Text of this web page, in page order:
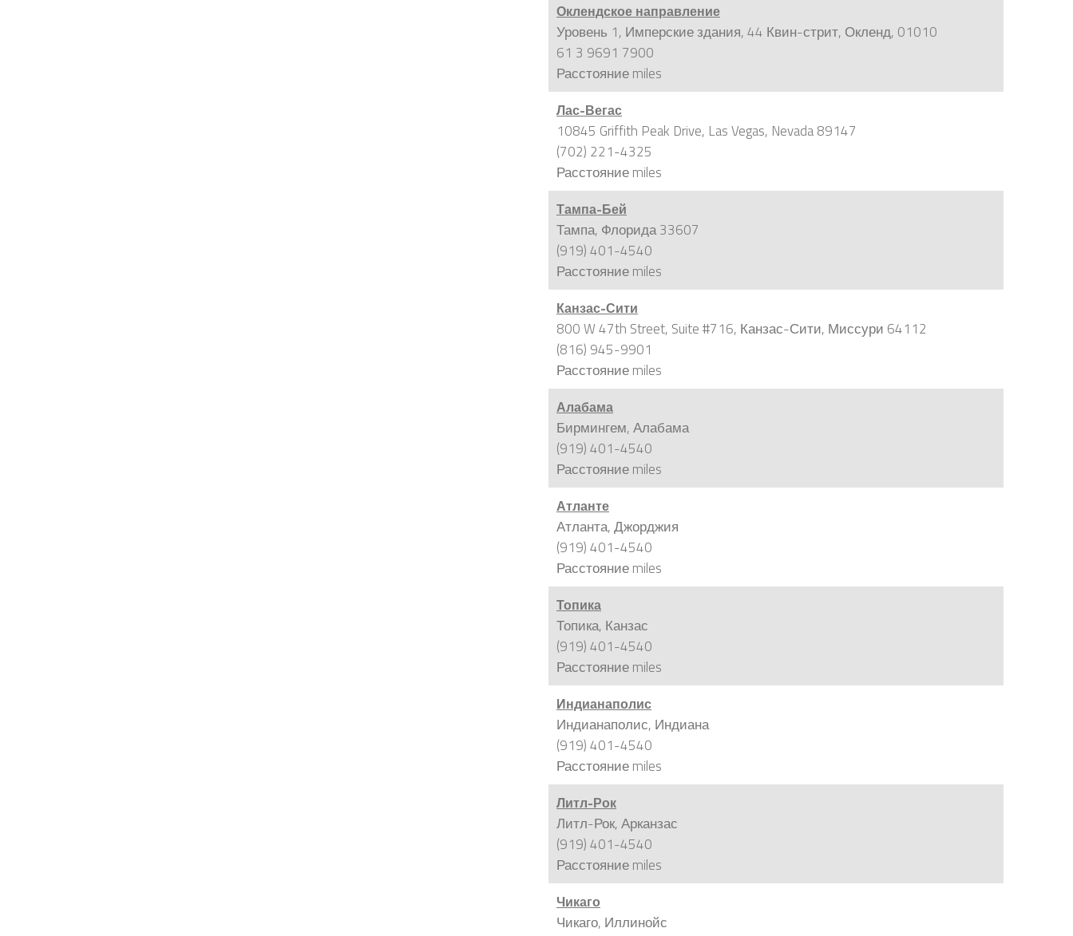
Оклендское направление
Уровень 1, Имперские здания, 44 Квин-стрит, Окленд, 01010
61 3 9691 7900
Расстояниеmiles
Лас-Вегас
10845 Griffith Peak Drive, Las Vegas, Nevada 89147
(702) 221-4325
Расстояниеmiles
Тампа-Бей
Тампа, Флорида 33607
(919) 401-4540
Расстояниеmiles
Канзас-Сити
800 W 47th Street, Suite #716, Канзас-Сити, Миссури 64112
(816) 945-9901
Расстояниеmiles
Алабама
Бирмингем, Алабама
(919) 401-4540
Расстояниеmiles
Атланте
Атланта, Джорджия
(919) 401-4540
Расстояниеmiles
Топика
Топика, Канзас
(919) 401-4540
Расстояниеmiles
Индианаполис
Индианаполис, Индиана
(919) 401-4540
Расстояниеmiles
Литл-Рок
Литл-Рок, Арканзас
(919) 401-4540
Расстояниеmiles
Чикаго
Чикаго, Иллинойс